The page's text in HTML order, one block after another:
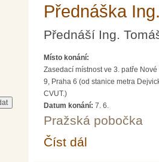
Přednáška
Přednáší Ing.
Místo konání:
Zasedací místnost ve 3. patře
9, Praha 6 (od stanice metra
CVUT.)
Datum konání: 7. 6.
Pražská pobočka
Číst dál